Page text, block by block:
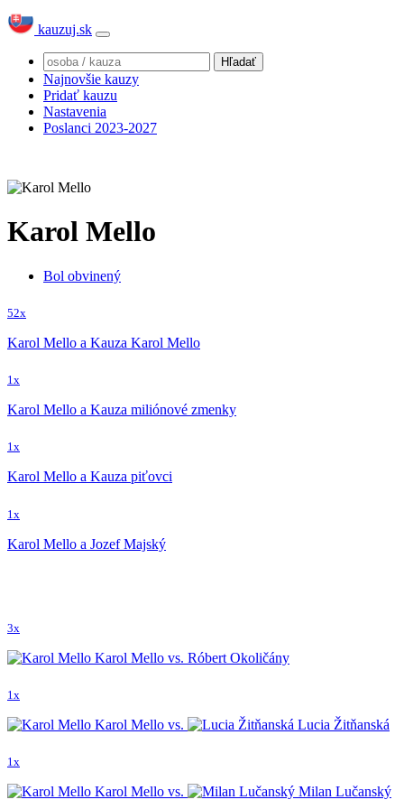
kauzuj.sk
Najnovšie kauzy
Pridať kauzu
Nastavenia
Poslanci 2023-2027
Karol Mello
Bol obvinený
52x
Karol Mello a Kauza Karol Mello
1x
Karol Mello a Kauza miliónové zmenky
1x
Karol Mello a Kauza piťovci
1x
Karol Mello a Jozef Majský
3x
Karol Mello vs. Róbert Okoličány
1x
Karol Mello vs. Lucia Žitňanská
1x
Karol Mello vs. Milan Lučanský